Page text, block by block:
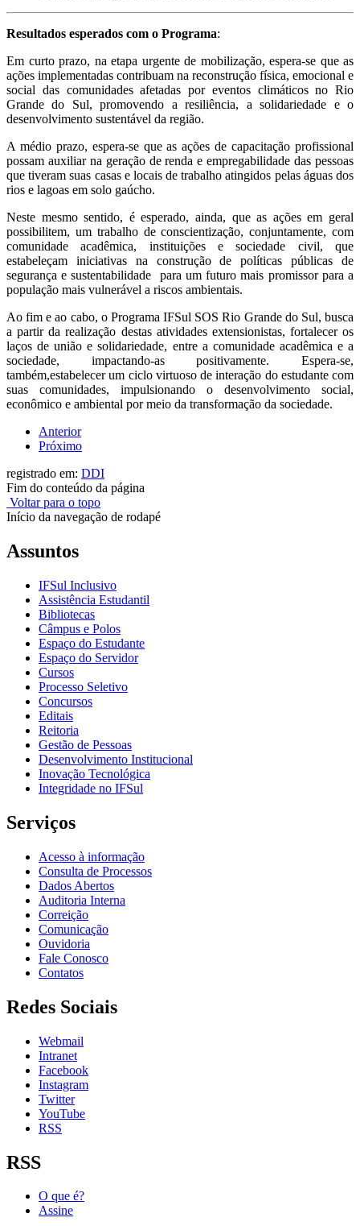
Resultados esperados com o Programa:
Em curto prazo, na etapa urgente de mobilização, espera-se que as
ações implementadas contribuam na reconstrução física, emocional e
social das comunidades afetadas por eventos climáticos no Rio
Grande do Sul, promovendo a resiliência, a solidariedade e o
desenvolvimento sustentável da região.
A médio prazo, espera-se que as ações de capacitação profissional
possam auxiliar na geração de renda e empregabilidade das pessoas
que tiveram suas casas e locais de trabalho atingidos pelas águas dos
rios e lagoas em solo gaúcho.
Neste mesmo sentido, é esperado, ainda, que as ações em geral
possibilitem, um trabalho de conscientização, conjuntamente, com
comunidade acadêmica, instituições e sociedade civil, que
estabeleçam iniciativas na construção de políticas públicas de
segurança e sustentabilidade para um futuro mais promissor para a
população mais vulnerável a riscos ambientais.
Ao fim e ao cabo, o Programa IFSul SOS Rio Grande do Sul, busca
a partir da realização destas atividades extensionistas, fortalecer os
laços de união e solidariedade, entre a comunidade acadêmica e a
sociedade, impactando-as positivamente. Espera-se,
também,estabelecer um ciclo virtuoso de interação do estudante com
suas comunidades, impulsionando o desenvolvimento social,
econômico e ambiental por meio da transformação da sociedade.
Anterior
Próximo
registrado em: DDI
Fim do conteúdo da página
Voltar para o topo
Início da navegação de rodapé
Assuntos
IFSul Inclusivo
Assistência Estudantil
Bibliotecas
Câmpus e Polos
Espaço do Estudante
Espaço do Servidor
Cursos
Processo Seletivo
Concursos
Editais
Reitoria
Gestão de Pessoas
Desenvolvimento Institucional
Inovação Tecnológica
Integridade no IFSul
Serviços
Acesso à informação
Consulta de Processos
Dados Abertos
Auditoria Interna
Correição
Comunicação
Ouvidoria
Fale Conosco
Contatos
Redes Sociais
Webmail
Intranet
Facebook
Instagram
Twitter
YouTube
RSS
RSS
O que é?
Assine